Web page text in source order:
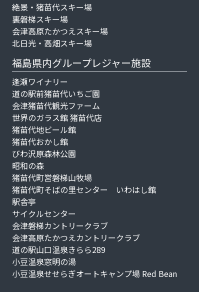
絶景・猪苗代スキー場
裏磐梯スキー場
会津高原たかつえスキー場
北日光・高畑スキー場
福島県内グループレジャー施設
逢瀬ワイナリー
道の駅前猪苗代いちご園
会津猪苗代観光ファーム
世界のガラス館 猪苗代店
猪苗代地ビール館
猪苗代おかし館
びわ沢原森林公園
昭和の森
猪苗代町営磐梯山牧場
猪苗代町そばの里センター いわはし館
駅舎亭
サイクルセンター
会津磐梯カントリークラブ
会津高原たかつえカントリークラブ
道の駅山口温泉きらら289
小豆温泉窓明の湯
小豆温泉せせらぎオートキャンプ場 Red Bean